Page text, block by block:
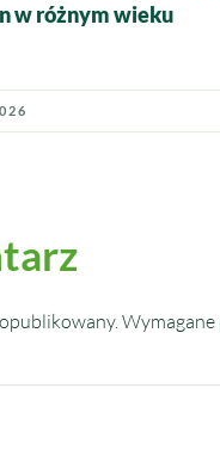
w różnym wieku
Wymagane